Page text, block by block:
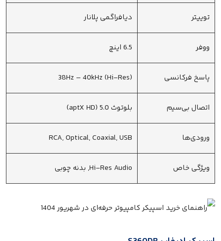
توییتر دیافراگمی پلانار
ووفر 6.5 اینچ
پاسخ فرکانسی 38Hz – 40kHz (Hi-Res)
اتصال بی‌سیم بلوتوث 5.0 (aptX HD)
ورودی‌ها RCA, Optical, Coaxial, USB
ویژگی خاص Hi-Res Audio, بدنه چوبی